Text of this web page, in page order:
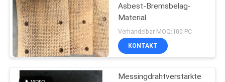
Asbest-Bremsbelag-
Material
Verhandelbar MOQ:100 PC
KONTAKT
Messingdrahtverstärkte